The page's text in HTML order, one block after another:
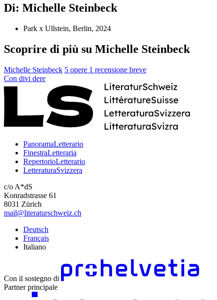
Di: Michelle Steinbeck
Park x Ullstein, Berlin, 2024
Scoprire di più su Michelle Steinbeck
Michelle Steinbeck 5 opere 1 recensione breve
Con divi dere
PanoramaLetterario
FinestraLetteraria
RepertorioLetterario
LetteraturaSvizzera
c/o A*dS
Konradstrasse 61
8031 Zürich
mail@literaturschweiz.ch
Deutsch
Français
Italiano
Con il sostegno di
Partner principale